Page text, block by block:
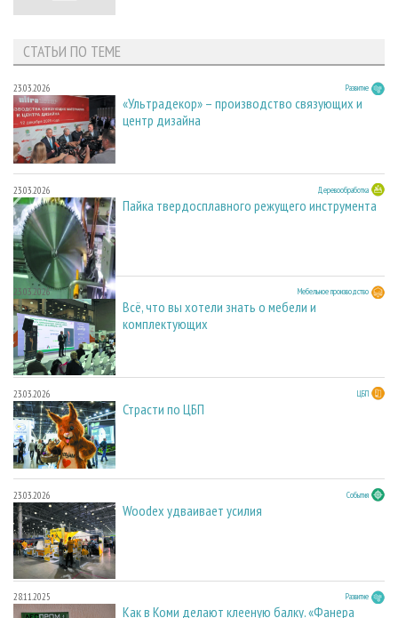
СТАТЬИ ПО ТЕМЕ
23.03.2026 Развитие
«Ультрадекор» – производство связующих и
центр дизайна
23.03.2026 Деревообработка
Пайка твердосплавного режущего инструмента
23.03.2026 Мебельное производство
Всё, что вы хотели знать о мебели и
комплектующих
23.03.2026 ЦБП
Страсти по ЦБП
23.03.2026 События
Woodex удваивает усилия
28.11.2025 Развитие
Как в Коми делают клееную балку. «Фанера